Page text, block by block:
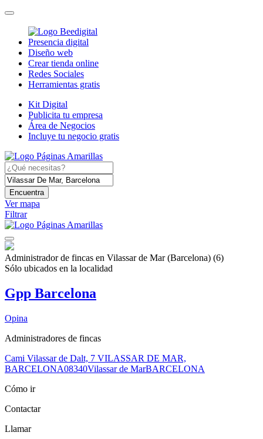
Presencia digital
Diseño web
Crear tienda online
Redes Sociales
Herramientas gratis
Kit Digital
Publicita tu empresa
Área de Negocios
Incluye tu negocio gratis
Encuentra
Ver mapa
Filtrar
Administrador de fincas en Vilassar de Mar (Barcelona) (6)
Sólo ubicados en la localidad
Gpp Barcelona
Opina
Administradores de fincas
Cami Vilassar de Dalt, 7 VILASSAR DE MAR,
BARCELONA08340Vilassar de MarBARCELONA
Cómo ir
Contactar
Llamar